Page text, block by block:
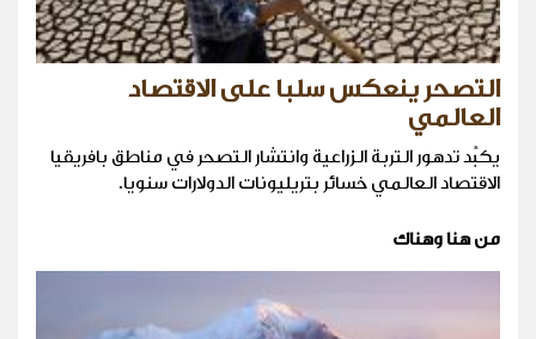
التصحر ينعكس سلبا على الاقتصاد
العالمي
يكبِّد تدهور التربة الزراعية وانتشار التصحر في مناطق بافريقيا
الاقتصاد العالمي خسائر بتريليونات الدولارات سنويا.
من هنا وهناك